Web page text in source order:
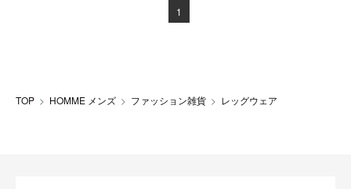
1
TOP HOMME メンズ ファッション雑貨 レッグウェア